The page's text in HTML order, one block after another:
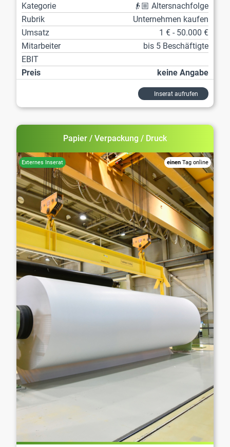
Kategorie
👴🏼 Altersnachfolge
Rubrik
Unternehmen kaufen
Umsatz
1 € - 50.000 €
Mitarbeiter
bis 5 Beschäftigte
EBIT
Preis
keine Angabe
Inserat aufrufen
Papier / Verpackung / Druck
einen Tag online